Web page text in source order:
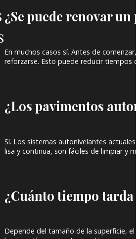
¿Se puede renovar
En muchos casos sí. Antes de
reforzarse. Esto puede reducir tiempos
¿Los pavimentos
Sí. Los sistemas autonivelantes
lisa y continua, son fáciles de limpiar y
¿Cuánto tiempo tarda
Depende del tamaño de la superficie,